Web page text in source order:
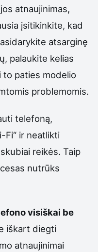
atnaujinimas,
įsitikinkite, kad
atsarginę
palaukite kelias
to paties modelio
problemomis.
telefoną,
Fi“ ir neatlikti
reikės. Taip
nutrūks
visiškai be
iškart diegti
atnaujinimai